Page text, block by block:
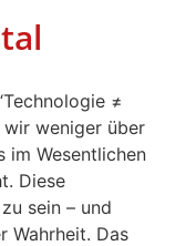
≠
weniger über
im Wesentlichen
Diese
sein – und
Wahrheit. Das